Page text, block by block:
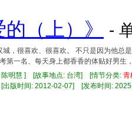
（上）》 -
城，很喜欢、很喜欢。 不只是因为他
第一名、每天身上都香香的体贴好男生
陈明慧 ] [故事地点: 台湾] [情节分类: 青
出版时间: 2012-02-07] [发布时间: